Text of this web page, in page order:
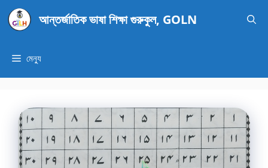
এড়িেয়
লেখায়
আন্তর্জাতিক ভাষা শিক্ষা গুরুকুল, GOLN
মেন্যু